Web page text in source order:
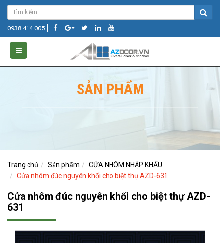
0938 414 005
SẢN PHẨM
Trang chủ Sản phẩm
CỬA NHÔM NHẬP KHẨU
Cửa nhôm đúc nguyên khối cho biệt thự AZD-631
Cửa nhôm đúc nguyên khối cho biệt thự AZD-
631